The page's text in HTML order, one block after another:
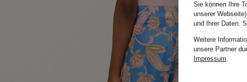
Sie können Ihre
unserer
und Ihrer Daten.
Weitere
unsere Partner
Impressum.